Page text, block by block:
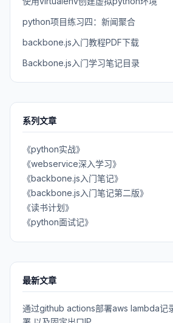
python项目练习四：新闻聚合
backbone.js入门教程PDF下载
Backbone.js入门学习笔记目录
系列文章
《python实战》
《webservice深入学习》
《backbone.js入门笔记》
《backbone.js入门笔记第二版》
《读书计划》
《python面试记》
最新文章
通过github actions部署aws lambda记